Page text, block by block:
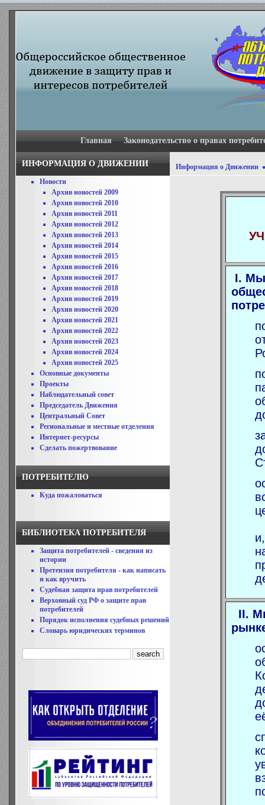
Главная Законодательство о правах
ИНФОРМАЦИЯ О ДВИЖЕНИИ
Новости
Архив новостей 2009
Архив новостей 2010
Архив новостей 2011
Архив новостей 2012
Архив новостей 2013
Архив новостей 2014
Архив новостей 2015
Архив новостей 2016
Архив новостей 2017
Архив новостей 2018
Архив новостей 2019
Архив новостей 2020
Архив новостей 2021
Архив новостей 2022
Архив новостей 2023
Архив новостей 2024
Архив новостей 2025
Основные документы
Проекты
Наблюдательный совет
Председатель Движения
Центральный Совет
Региональные и местные отделения
Интернет-ресурсы
Сделать пожертвование
ПОТРЕБИТЕЛЮ
Куда пожаловаться
БИБЛИОТЕКА ПОТРЕБИТЕЛЯ
Защита потребителей - сведения из
истории
Претензия потребителя - как написать
и как вручить
Судебная защита прав потребителей
Верховный суд РФ о защите прав
потребителей
Порядок исполнения судебных решений
Словарь юридических терминов
Информация о Движении
I.
II.